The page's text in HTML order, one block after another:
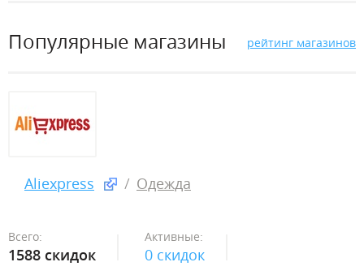
Популярные магазины рейтинг магазинов
Aliexpress Одежда
Всего:
1588 скидок
Активные:
0 скидок